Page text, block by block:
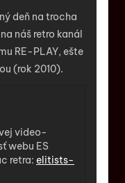
deň na trocha
náš retro kanál
RE-PLAY, ešte
(rok 2010).
video-
webu ES
retra: elitists-